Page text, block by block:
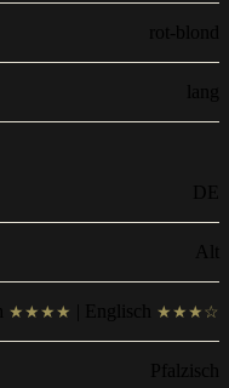
rot-blond
lang
DE
Alt
★★★★ | Englisch ★★★☆
Pfalzisch